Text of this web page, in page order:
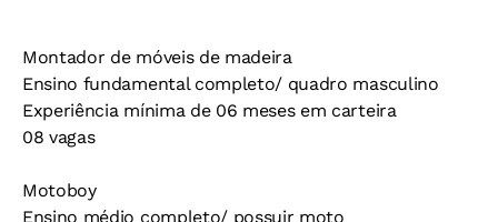
Montador de móveis de madeira
Ensino fundamental completo/ quadro masculino
Experiência mínima de 06 meses em carteira
08 vagas
Motoboy
Ensino médio completo/ possuir moto